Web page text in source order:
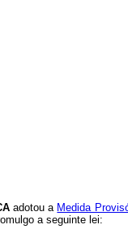
adotou a Medida
a seguinte lei: